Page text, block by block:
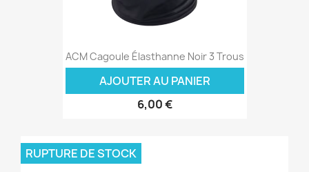
ACM Cagoule Élasthanne Noir 3 Trous
AJOUTER AU PANIER
6,00 €
RUPTURE DE STOCK